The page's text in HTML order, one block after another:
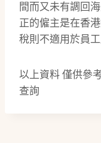
間而又未有調回
正的僱主是在香
稅則不適用於員
以上資料 僅供參
查詢